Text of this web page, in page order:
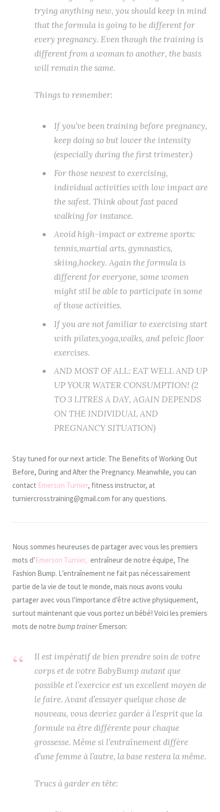
trying anything new, you should keep in mind
that the formula is going to be different for
every pregnancy. Even though the training is
different from a woman to another, the basis
will remain the same.
Things to remember:
If you’ve been training before pregnancy,
keep doing so but lower the intensity
(especially during the first trimester.)
For those newest to exercising,
individual activities with low impact are
the safest. Think about fast paced
walking for instance.
Avoid high-impact or extreme sports:
tennis,martial arts, gymnastics,
skiing,hockey. Again the formula is
different for everyone, some women
might stil be able to participate in some
of those activities.
If you are not familiar to exercising start
with pilates,yoga,walks, and pelvic floor
exercises.
AND MOST OF ALL: EAT WELL AND UP
UP YOUR WATER CONSUMPTION! (2
TO 3 LITRES A DAY, AGAIN DEPENDS
ON THE INDIVIDUAL AND
PREGNANCY SITUATION)
Stay tuned for our next article: The Benefits of Working Out
Before, During and After the Pregnancy. Meanwhile, you can
contact Emerson Turnier, fitness instructor, at
turniercrosstraining@gmail.com for any questions.
Nous sommes heureuses de partager avec vous les premiers
mots d’Emerson Turnier, entraîneur de notre équipe, The
Fashion Bump. L’entraînement ne fait pas nécessairement
partie de la vie de tout le monde, mais nous avons voulu
partager avec vous l’importance d’être active physiquement,
surtout maintenant que vous portez un bébé! Voici les premiers
mots de notre bump trainerEmerson:
Il est impératif de bien prendre soin de votre
corps et de votre BabyBump autant que
possible et l’exercice est un excellent moyen de
le faire. Avant d’essayer quelque chose de
nouveau, vous devriez garder à l’esprit que la
formule va être différente pour chaque
grossesse. Même si l’entraînement diffère
d’une femme à l’autre, la base restera la même.
Trucs à garder en tête: